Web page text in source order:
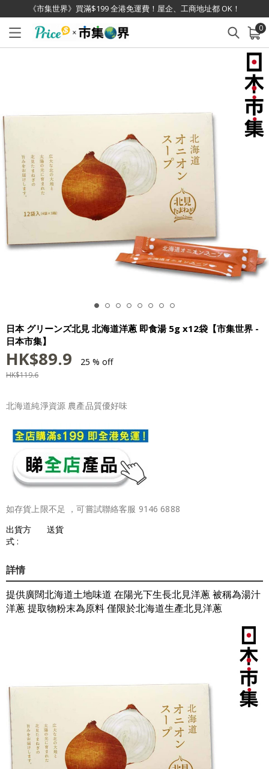
《市集世界》買滿$199 全港免運費！屋企、工商地址都 OK！
0
已加入購物車 查看
日本 グリーンズ北見 北海道洋蔥 即食湯 5g x12袋【市集世界 -
日本市集】
HK$89.9 25 % off
HK$119.6
北海道純淨資源 農產品質優好味
如存貨上限不足 ，可嘗試聯絡客服 9146 6888
出貨方
式 :
送貨
詳情
提供廣闊北海道土地味道 在陽光下生長北見洋蔥 被稱為湯汁
洋蔥 提取物粉末為原料 僅限於北海道生產北見洋蔥